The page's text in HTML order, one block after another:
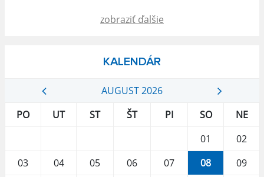
zobraziť ďalšie
KALENDÁR
AUGUST 2026
PO
UT ST ŠT PI SO
NE
01
02
03
04 05 06 07 08
09